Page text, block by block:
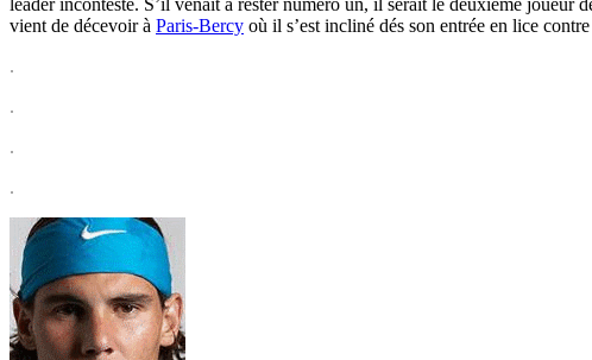
vient de décevoir à Paris-Bercy où il s’est incliné dés son entrée en lice
.
.
.
.